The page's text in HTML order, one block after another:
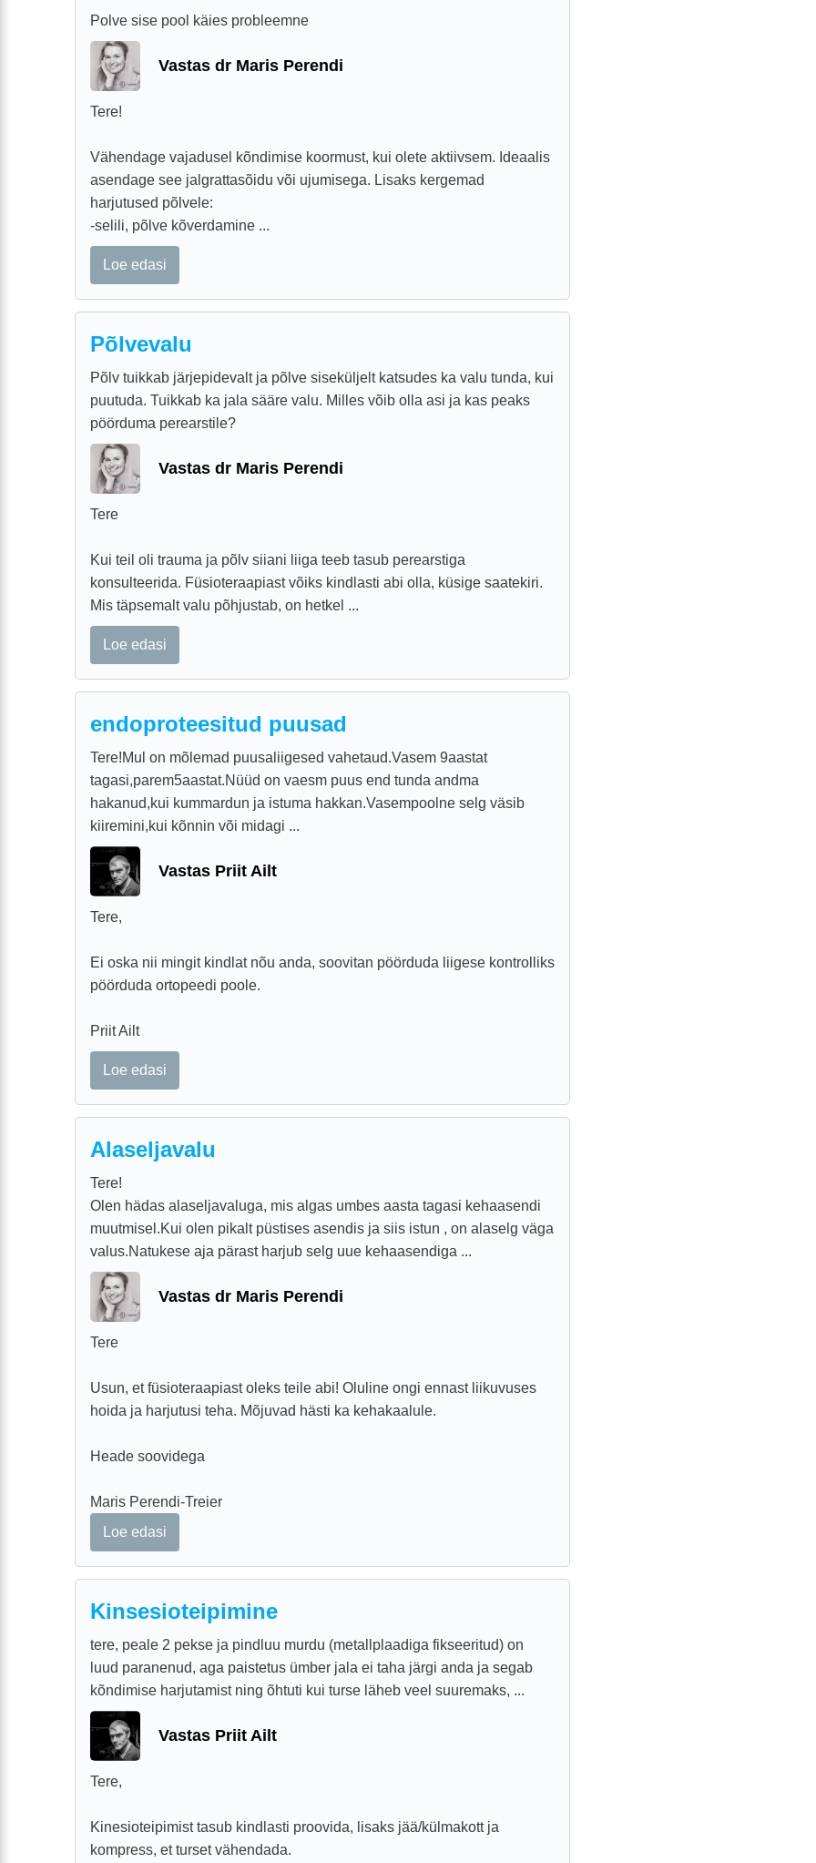
Polve sise pool käies probleemne
Vastas dr Maris Perendi
Tere!
Vähendage vajadusel kõndimise koormust, kui olete aktiivsem. Ideaalis
asendage see jalgrattasõidu või ujumisega. Lisaks kergemad
harjutused põlvele:
-selili, põlve kõverdamine ...
Loe edasi
Põlvevalu
Põlv tuikkab järjepidevalt ja põlve siseküljelt katsudes ka valu tunda, kui
puutuda. Tuikkab ka jala sääre valu. Milles võib olla asi ja kas peaks
pöörduma perearstile?
Vastas dr Maris Perendi
Tere
Kui teil oli trauma ja põlv siiani liiga teeb tasub perearstiga
konsulteerida. Füsioteraapiast võiks kindlasti abi olla, küsige saatekiri.
Mis täpsemalt valu põhjustab, on hetkel ...
Loe edasi
endoproteesitud puusad
Tere!Mul on mõlemad puusaliigesed vahetaud.Vasem 9aastat
tagasi,parem5aastat.Nüüd on vaesm puus end tunda andma
hakanud,kui kummardun ja istuma hakkan.Vasempoolne selg väsib
kiiremini,kui kõnnin või midagi ...
Vastas Priit Ailt
Tere,
Ei oska nii mingit kindlat nõu anda, soovitan pöörduda liigese kontrolliks
pöörduda ortopeedi poole.
Priit Ailt
Loe edasi
Alaseljavalu
Tere!
Olen hädas alaseljavaluga, mis algas umbes aasta tagasi kehaasendi
muutmisel.Kui olen pikalt püstises asendis ja siis istun , on alaselg väga
valus.Natukese aja pärast harjub selg uue kehaasendiga ...
Vastas dr Maris Perendi
Tere
Usun, et füsioteraapiast oleks teile abi! Oluline ongi ennast liikuvuses
hoida ja harjutusi teha. Mõjuvad hästi ka kehakaalule.
Heade soovidega
Maris Perendi-Treier
Loe edasi
Kinsesioteipimine
tere, peale 2 pekse ja pindluu murdu (metallplaadiga fikseeritud) on
luud paranenud, aga paistetus ümber jala ei taha järgi anda ja segab
kõndimise harjutamist ning õhtuti kui turse läheb veel suuremaks, ...
Vastas Priit Ailt
Tere,
Kinesioteipimist tasub kindlasti proovida, lisaks jää/külmakott ja
kompress, et turset vähendada.